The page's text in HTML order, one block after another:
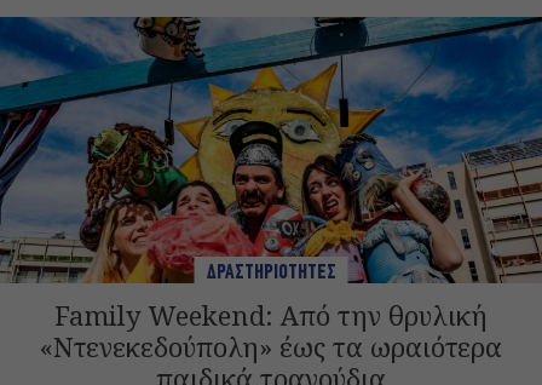
ΔΡΑΣΤΗΡΙΟΤΗΤΕΣ
Family Weekend: Από την θρυλική
«Ντενεκεδούπολη» έως τα ωραιότερα